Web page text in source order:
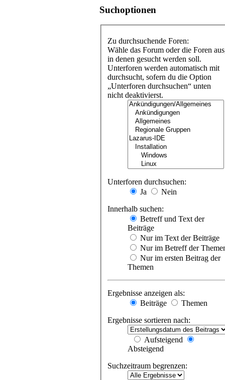
Suchoptionen
Zu durchsuchende Foren:
Wähle das Forum oder die Foren
in denen gesucht werden soll.
Unterforen werden automatisch mit
durchsucht, sofern du die Option
„Unterforen durchsuchen“ unten
nicht deaktivierst.
Unterforen durchsuchen:
Ja
Nein
Innerhalb suchen:
Betreff und Text der
Beiträge
Nur im Text der Beiträge
Nur im Betreff der
Nur im ersten Beitrag der
Themen
Ergebnisse anzeigen als:
Beiträge
Themen
Ergebnisse sortieren nach:
Aufsteigend
Absteigend
Suchzeitraum begrenzen: